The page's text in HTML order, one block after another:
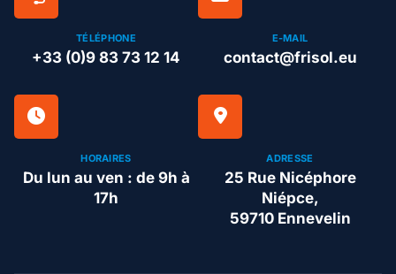
TÉLÉPHONE
+33 (0)9 83 73 12 14
E-MAIL
contact@frisol.eu
HORAIRES
Du lun au ven : de 9h à
17h
ADRESSE
25 Rue Nicéphore
Niépce,
59710 Ennevelin